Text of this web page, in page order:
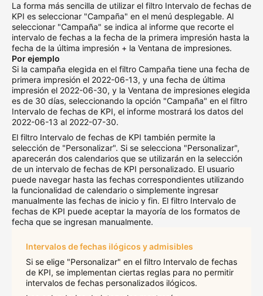
La forma más sencilla de utilizar el filtro Intervalo de fechas de
KPI es seleccionar "Campaña" en el menú desplegable. Al
seleccionar "Campaña" se indica al informe que recorte el
intervalo de fechas a la fecha de la primera impresión hasta la
fecha de la última impresión + la Ventana de impresiones.
Por ejemplo
Si la campaña elegida en el filtro Campaña tiene una fecha de
primera impresión el 2022-06-13, y una fecha de última
impresión el 2022-06-30, y la Ventana de impresiones elegida
es de 30 días, seleccionando la opción "Campaña" en el filtro
Intervalo de fechas de KPI, el informe mostrará los datos del
2022-06-13 al 2022-07-30.
El filtro Intervalo de fechas de KPI también permite la
selección de "Personalizar". Si se selecciona "Personalizar",
aparecerán dos calendarios que se utilizarán en la selección
de un intervalo de fechas de KPI personalizado. El usuario
puede navegar hasta las fechas correspondientes utilizando
la funcionalidad de calendario o simplemente ingresar
manualmente las fechas de inicio y fin. El filtro Intervalo de
fechas de KPI puede aceptar la mayoría de los formatos de
fecha que se ingresan manualmente.
Intervalos de fechas ilógicos y admisibles
Si se elige "Personalizar" en el filtro Intervalo de fechas
de KPI, se implementan ciertas reglas para no permitir
intervalos de fechas personalizados ilógicos.